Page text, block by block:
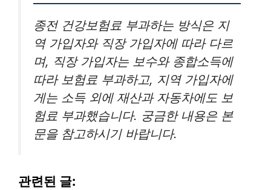
종전 건강보험료 부과하는 방식은 지
역 가입자와 직장 가입자에 따라 다르
며, 직장 가입자는 보수와 종합소득에
따라 보험료 부과하고, 지역 가입자에
게는 소득 외에 재산과 자동차에도 보
험료 부과했습니다. 궁금한 내용은 본
문을 참고하시기 바랍니다.
관련된 글: